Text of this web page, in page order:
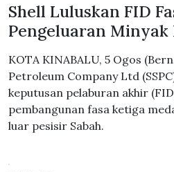
Shell Luluskan FID
Pengeluaran Minyak
KOTA KINABALU, 5 Ogos
Petroleum Company Ltd
keputusan pelaburan akhir
pembangunan fasa ketiga
luar pesisir Sabah.